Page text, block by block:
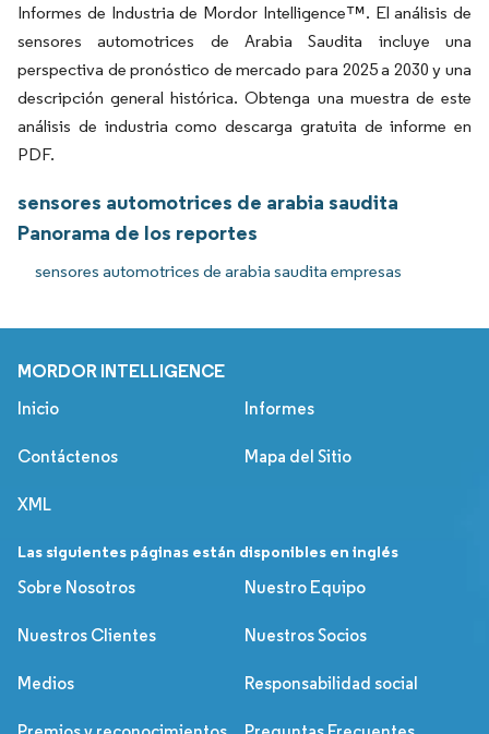
Informes de Industria de Mordor Intelligence™. El análisis de
sensores automotrices de Arabia Saudita incluye una
perspectiva de pronóstico de mercado para 2025 a 2030 y una
descripción general histórica. Obtenga una muestra de este
análisis de industria como descarga gratuita de informe en
PDF.
sensores automotrices de arabia saudita
Panorama de los reportes
sensores automotrices de arabia saudita empresas
MORDOR INTELLIGENCE
Inicio Informes
Contáctenos Mapa del Sitio
XML
Las siguientes páginas están disponibles en inglés
Sobre Nosotros
Nuestro Equipo
Nuestros Clientes Nuestros Socios
Medios Responsabilidad social